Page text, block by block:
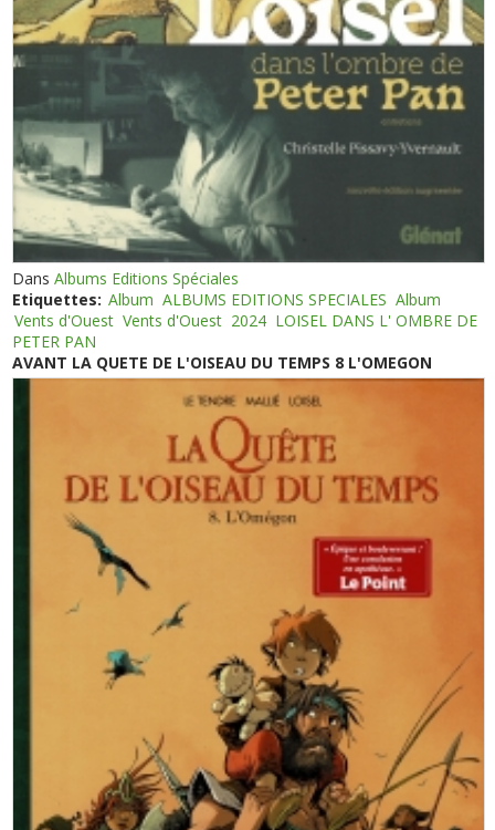
DansAlbums Editions Spéciales
Etiquettes: Album ALBUMS EDITIONS SPECIALES Album
Vents d'Ouest Vents d'Ouest 2024 LOISEL DANS L' OMBRE DE
PETER PAN
AVANT LA QUETE DE L'OISEAU DU TEMPS 8 L'OMEGON